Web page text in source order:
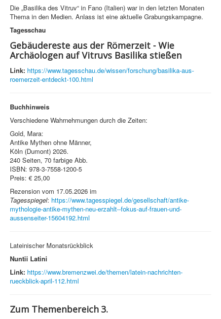
Die „Basilika des Vitruv“ in Fano (Italien) war in den letzten Monaten
Thema in den Medien. Anlass ist eine aktuelle Grabungskampagne.
Tagesschau
Gebäudereste aus der Römerzeit - Wie
Archäologen auf Vitruvs Basilika stießen
Link: https://www.tagesschau.de/wissen/forschung/basilika-aus-
roemerzeit-entdeckt-100.html
Buchhinweis
Verschiedene Wahrnehmungen durch die Zeiten:
Gold, Mara:
Antike Mythen ohne Männer,
Köln (Dumont) 2026.
240 Seiten, 70 farbige Abb.
ISBN: 978-3-7558-1200-5
Preis: € 25,00
Rezension vom 17.05.2026 im
Tagesspiegel: https://www.tagesspiegel.de/gesellschaft/antike-
mythologie-antike-mythen-neu-erzahlt--fokus-auf-frauen-und-
aussenseiter-15604192.html
Lateinischer Monatsrückblick
Nuntii Latini
Link: https://www.bremenzwei.de/themen/latein-nachrichten-
rueckblick-april-112.html
Zum Themenbereich 3.